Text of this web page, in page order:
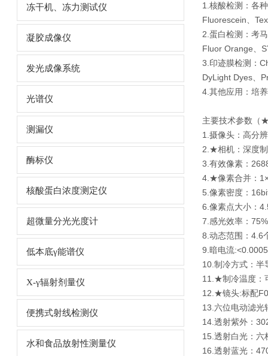
冻干机、冻力测试仪
凝胶成像仪
发光成像系统
光谱仪
测漏仪
酶标仪
核酸蛋白浓度测定仪
超微量分光光度计
低本底γ能谱仪
X-γ辐射剂量仪
便携式射线检测仪
水和食品放射性测量仪
1.核酸检测：各
Fluorescein、
2.蛋白检测：考
Fluor Orange、
3.印迹膜检测：
DyLight Dyes、
4.其他应用：培
主要技术参数（
1.摄像头：高分
2.★相机：深度
3.有效像素：
4.★像素合并：
5.像素密度：
6.像素点大小：
7.感光效率：
8.动态范围：4.6
9.暗电流
10.制冷方式：半
11.★制冷温度：
12.★镜头:标配
13.六位电动滤
14.透射紫外：
15.透射白光：六
16.透射蓝光：